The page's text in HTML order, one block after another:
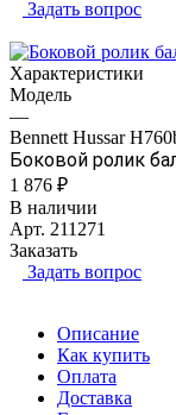
Задать вопрос
Характеристики
Модель
—
Bennett Hussar
Боковой ролик
1 876 ₽
В наличии
Арт. 211271
Заказать
Задать вопрос
Описание
Как купить
Оплата
Доставка